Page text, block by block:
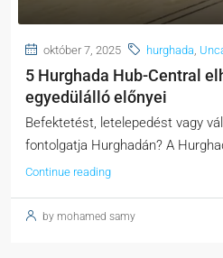
október 7, 2025 hurghada
5 Hurghada Hub-Central
egyedülálló előnyei
Befektetést, letelepedést vagy
fontolgatja Hurghadán? A
Continue reading
by mohamed samy